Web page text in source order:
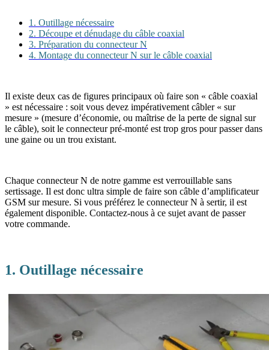
1. Outillage nécessaire
2. Découpe et dénudage du câble coaxial
3. Préparation du connecteur N
4. Montage du connecteur N sur le câble coaxial
Il existe deux cas de figures principaux où faire son « câble coaxial
» est nécessaire : soit vous devez impérativement câbler « sur
mesure » (mesure d’économie, ou maîtrise de la perte de signal sur
le câble), soit le connecteur pré-monté est trop gros pour passer dans
une gaine ou un trou existant.
Chaque connecteur N de notre gamme est verrouillable sans
sertissage. Il est donc ultra simple de faire son câble d’amplificateur
GSM sur mesure. Si vous préférez le connecteur N à sertir, il est
également disponible. Contactez-nous à ce sujet avant de passer
votre commande.
1. Outillage nécessaire